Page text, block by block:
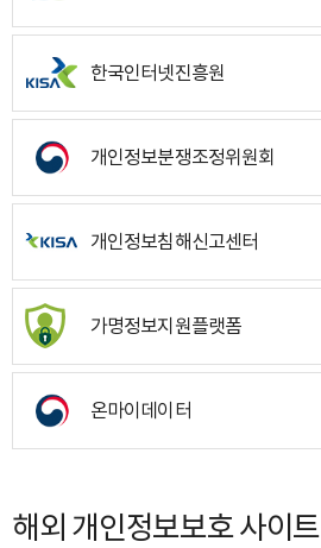
한국인터넷진흥원
개인정보분쟁조정위원회
개인정보침해신고센터
가명정보지원플랫폼
온마이데이터
해외 개인정보보호 사이트